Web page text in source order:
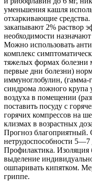
уменьшения кашля
отхаркивающие
закапывают 2% раствор
необходимости
Можно использовать
комплекс
тяжелых формах болезни
первые дни болезни)
иммуноглобулин,
синдрома ложного крупа
воздуха в помещении
поставить посуду с
горячих компрессов на
клизмах в возрастных
Прогноз благоприятный.
нетрудоспособности 5—7
Профилактика.
выделение
ошпаривать кипятком.
гриппе.